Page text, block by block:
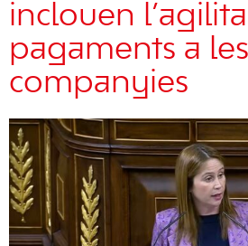
inclouen
pagaments a les
companyies